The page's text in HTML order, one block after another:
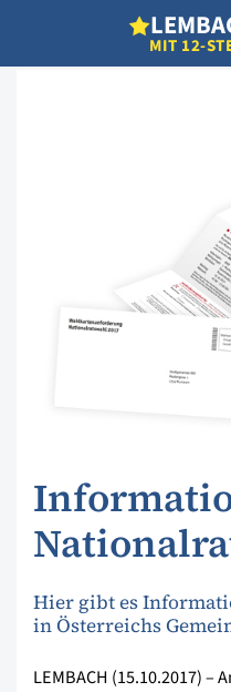
L
MIT 12-
Hier gibt es
in Österreichs
LEMBACH (15.10.2017) –